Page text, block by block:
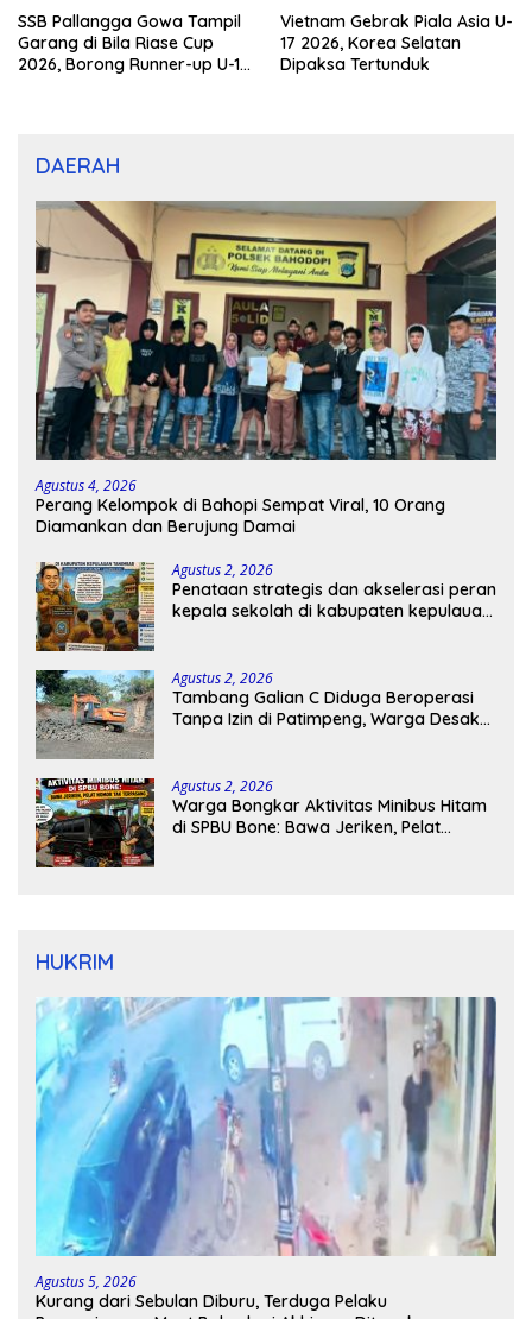
SSB Pallangga Gowa Tampil
Garang di Bila Riase Cup
2026, Borong Runner-up U-10
Vietnam Gebrak Piala Asia U-
17 2026, Korea Selatan
Dipaksa Tertunduk
DAERAH
Agustus 4, 2026
Perang Kelompok di Bahopi Sempat Viral, 10 Orang
Diamankan dan Berujung Damai
Agustus 2, 2026
Penataan strategis dan akselerasi peran
kepala sekolah di kabupaten kepulauan
Agustus 2, 2026
Tambang Galian C Diduga Beroperasi
Tanpa Izin di Patimpeng, Warga Desak
Agustus 2, 2026
Warga Bongkar Aktivitas Minibus Hitam
di SPBU Bone: Bawa Jeriken, Pelat
HUKRIM
Agustus 5, 2026
Kurang dari Sebulan Diburu, Terduga Pelaku